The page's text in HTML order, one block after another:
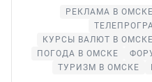
РЕКЛАМА В ОМСКЕ
КУРСЫ ВАЛЮТ В ОМСКЕ
ПОГОДА В ОМСКЕ
ТУРИЗМ В ОМСКЕ